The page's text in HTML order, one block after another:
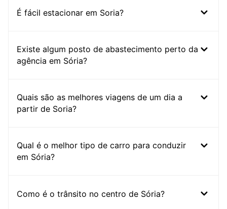
É fácil estacionar em Soria?
Existe algum posto de abastecimento perto da
agência em Sória?
Quais são as melhores viagens de um dia a
partir de Soria?
Qual é o melhor tipo de carro para conduzir
em Sória?
Como é o trânsito no centro de Sória?